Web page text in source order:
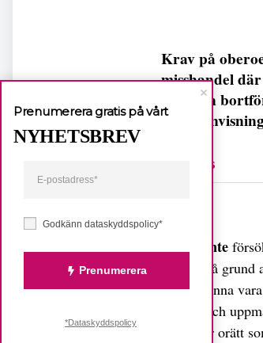
Krav på
misshandel
Mannen
med
FemPers
Alfa Kante
honom på
skulle kunna
platsen och
uppenbar orätt
Godkänn dataskyddspolicy*
Prenumerera
Prenumerera gratis på vårt
NYHETSBREV
*Dataskyddspolicy